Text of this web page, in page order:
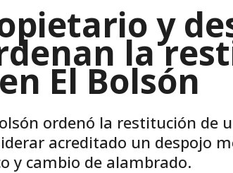
y
la
El Bolsón
ordenó la restitución de
acreditado un despojo
y cambio de alambrado.